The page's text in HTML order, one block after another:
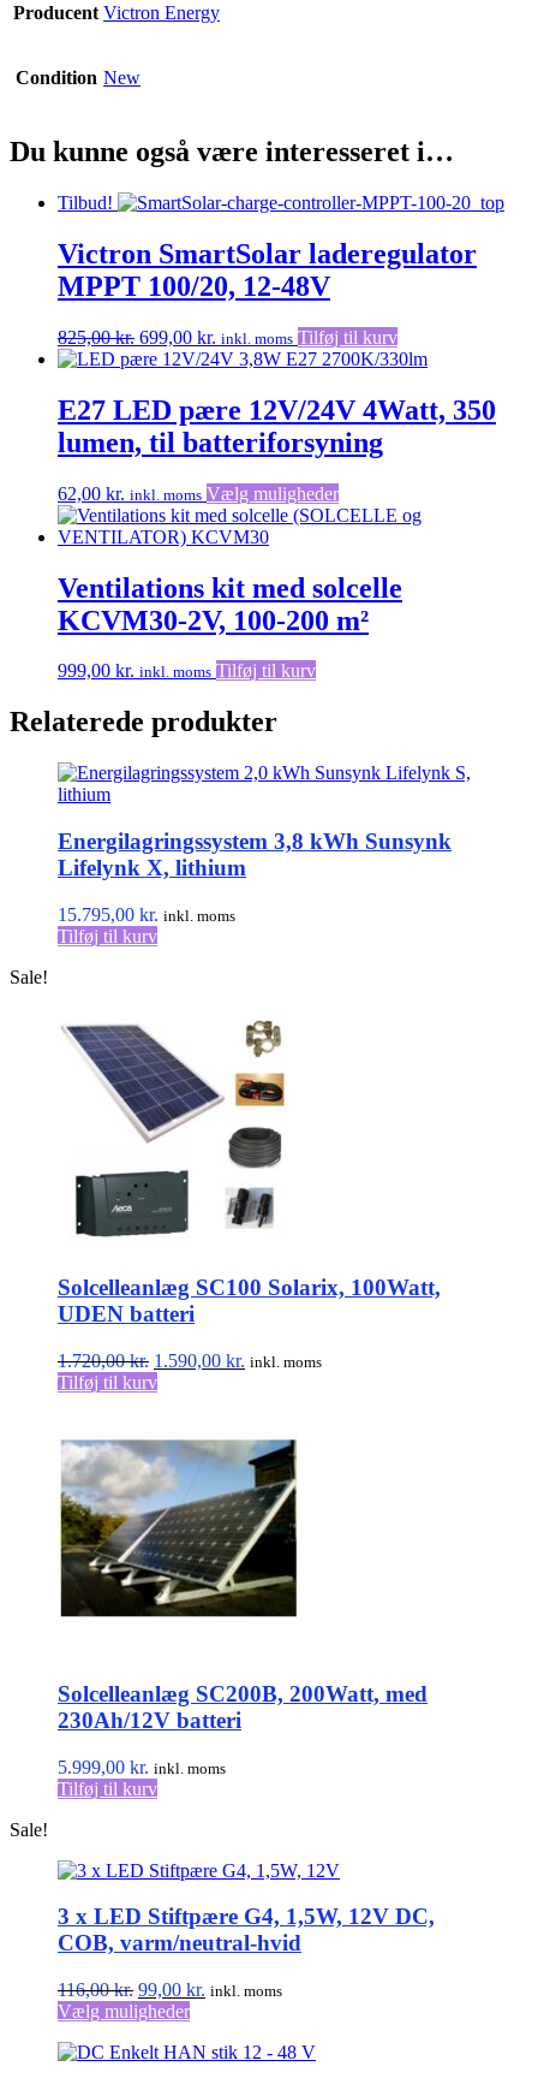
Producent Victron Energy
Condition New
Du kunne også være interesseret i…
Tilbud!
Victron SmartSolar laderegulator
MPPT 100/20, 12-48V
825,00kr. Den
oprindelige
var:
825,00 kr..
699,00 kr. Den
aktuelle
699,00 kr..
inkl. moms Tilføj til kurv
E27 LED pære 12V/24V 4Watt, 350
lumen, til batteriforsyning
62,00 kr. inkl. moms Vælg mulighederDette
vare
varianter.
Mulighederne
kan
Ventilations kit med solcelle
KCVM30-2V, 100-200 m²
999,00 kr. inkl. moms Tilføj til kurv
Relaterede produkter
Energilagringssystem 3,8 kWh Sunsynk
Lifelynk X, lithium
15.795,00 kr. inkl. moms
Tilføj til kurv
Sale!
Solcelleanlæg SC100 Solarix, 100Watt,
UDEN batteri
1.720,00kr. Den
oprindelige
1.720,00 kr..
1.590,00 kr. Den
1.590,00 kr..
inkl. moms
Tilføj til kurv
Solcelleanlæg SC200B, 200Watt, med
230Ah/12V batteri
5.999,00 kr. inkl. moms
Tilføj til kurv
Sale!
3 x LED Stiftpære G4, 1,5W, 12V DC,
COB, varm/neutral-hvid
116,00kr. Den
oprindelige
var:
99,00 kr. Den
er:
inkl. moms
Vælg mulighederDette
har